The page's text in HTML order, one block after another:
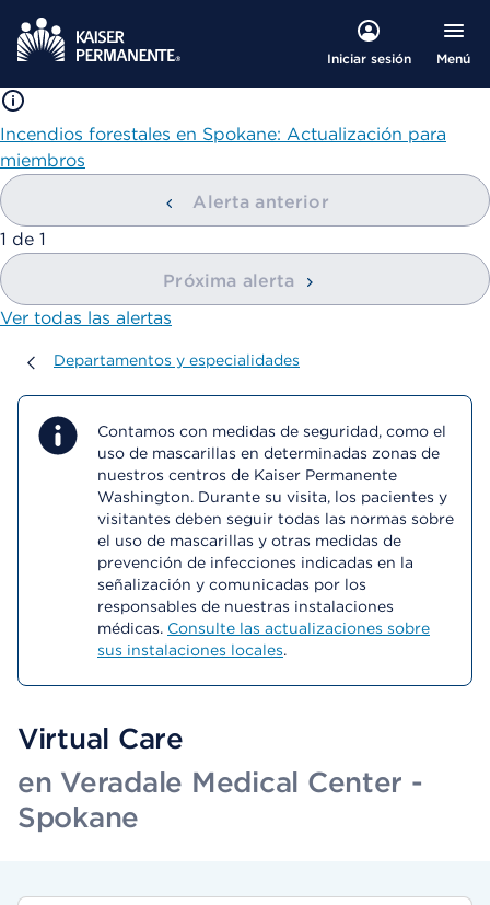
Iniciar sesión Menú
Incendios forestales en Spokane: Actualización para
miembros
Alerta anterior
mostrando
1 de 1
Próxima alerta
Ver todas las alertas
Departamentos y especialidades
Departamentos y especialidades
Contamos con medidas de seguridad, como el
uso de mascarillas en determinadas zonas de
nuestros centros de Kaiser Permanente
Washington. Durante su visita, los pacientes y
visitantes deben seguir todas las normas sobre
el uso de mascarillas y otras medidas de
prevención de infecciones indicadas en la
señalización y comunicadas por los
responsables de nuestras instalaciones
médicas. Consulte las actualizaciones sobre
sus instalaciones locales.
Virtual Care
en Veradale Medical Center -
Spokane